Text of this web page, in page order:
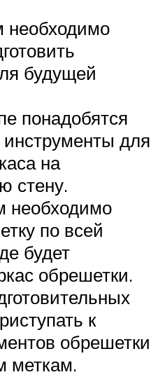
будущей
понадобятся
для
на
стену.
необходимо
по всей
будет
обрешетки.
к
обрешетки
меткам.